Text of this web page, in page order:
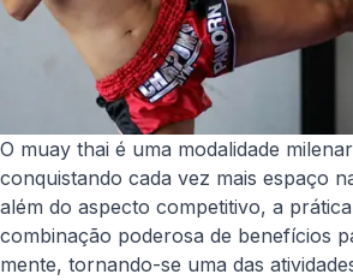
O muay thai é uma modalidade
conquistando cada vez mais espaço
além do aspecto competitivo, a
combinação poderosa de benefícios
mente, tornando-se uma das